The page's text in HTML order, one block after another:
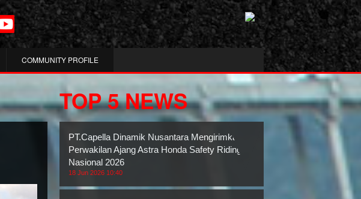
COMMUNITY PROFILE
TOP 5 NEWS
PT.Capella Dinamik Nusantara Mengirimkan 3
Perwakilan Ajang Astra Honda Safety Riding
Nasional 2026
18 Jun 2026 10:40